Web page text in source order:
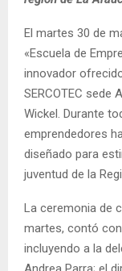
UEl martes 30 de
«Escuela de
innovador
SERCOTEC sede
Wickel. Durante
emprendedores
diseñado para
juventud de la
La ceremonia de
martes, contó
incluyendo a la